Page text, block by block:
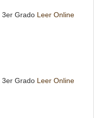
3er Grado Leer Online
3er Grado Leer Online